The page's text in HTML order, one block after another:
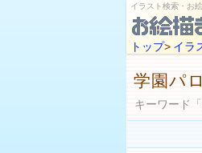
イラスト検索・お
トップ> イラ
学園パ
キーワード